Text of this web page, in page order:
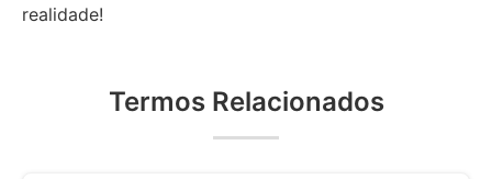
realidade!
Termos Relacionados